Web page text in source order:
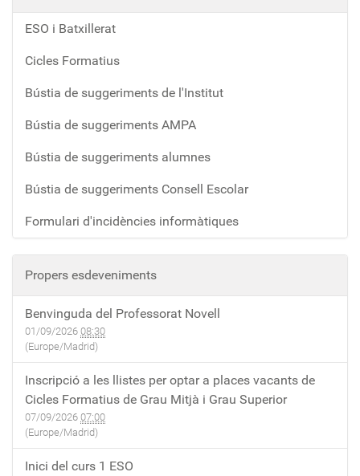
ESO i Batxillerat
Cicles Formatius
Bústia de suggeriments de l'Institut
Bústia de suggeriments AMPA
Bústia de suggeriments alumnes
Bústia de suggeriments Consell Escolar
Formulari d'incidències informàtiques
Propers esdeveniments
Benvinguda del Professorat Novell
01/09/2026 08:30
(Europe/Madrid)
Inscripció a les llistes per optar a places vacants de
Cicles Formatius de Grau Mitjà i Grau Superior
07/09/2026 07:00
(Europe/Madrid)
Inici del curs 1 ESO